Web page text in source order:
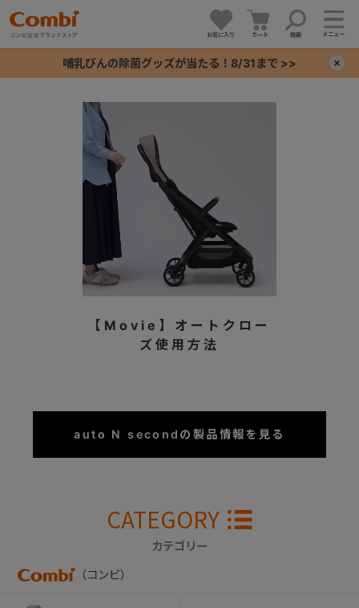
お気に入り カート 検索 メニュー
哺乳びんの除菌グッズが当たる！8/31まで >>
【Movie】オートクロー
ズ使用方法
auto N secondの製品情報を見る
CATEGORY
カテゴリー
（コンビ）